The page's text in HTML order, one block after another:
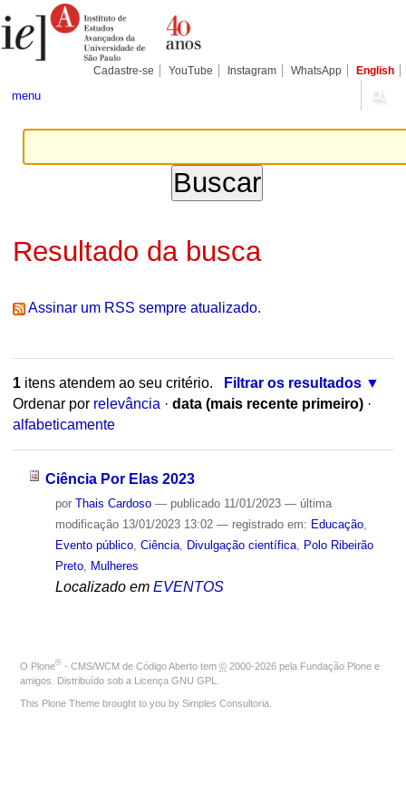
para
conteúdo.
Pessoais
Cadastre-se YouTube Instagram WhatsApp English
menu
Resultado da busca
Assinar um RSS sempre atualizado.
1itens atendem ao seu critério.
Filtrar os resultados
Ordenar por relevância · data (mais recente primeiro) ·
alfabeticamente
Ciência Por Elas 2023
por Thais Cardoso — publicado11/01/2023 — última
modificação13/01/2023 13:02 — registrado em: Educação,
Evento público, Ciência, Divulgação científica,
Polo Ribeirão
Preto, Mulheres
Localizado em EVENTOS
O Plone® - CMS/WCM de Código Aberto tem © 2000-2026 pela Fundação Plone e
amigos. Distribuído sob a Licença GNU GPL
This Plone Theme brought to you by Simples Consultoria